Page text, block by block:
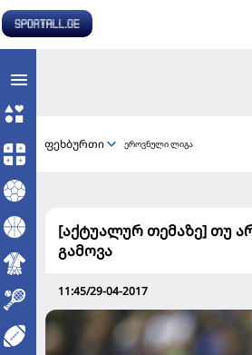
ფეხბურთი ეროვნული ლიგა
[აქტუალურ თემაზე] თუ
გამოვა
11:45/29-04-2017